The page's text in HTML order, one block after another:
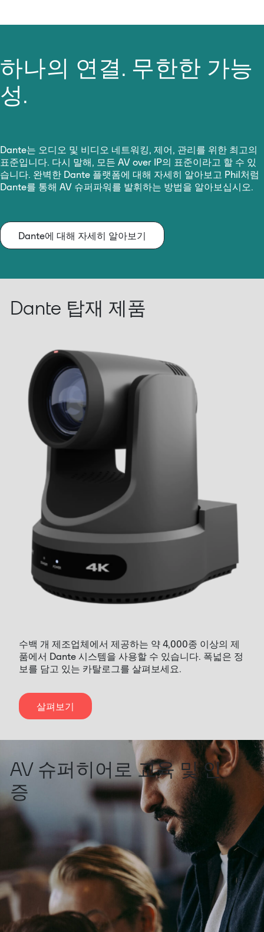
하나의 연결. 무한한 가능
성.
Dante는 오디오 및 비디오 네트워킹, 제어, 관리를 위한 최고의
표준입니다. 다시 말해, 모든 AV over IP의 표준이라고 할 수 있
습니다. 완벽한 Dante 플랫폼에 대해 자세히 알아보고 Phil처럼
Dante를 통해 AV 슈퍼파워를 발휘하는 방법을 알아보십시오.
Dante에 대해 자세히 알아보기
Dante 탑재 제품
수백 개 제조업체에서 제공하는 약 4,000종 이상의 제
품에서 Dante 시스템을 사용할 수 있습니다. 폭넓은 정
보를 담고 있는 카탈로그를 살펴보세요.
살펴보기
AV 슈퍼히어로 교육 및 인
증